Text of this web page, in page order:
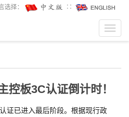
选择： ∷
控板3C认证倒计时！
证已进入最后阶段。根据现行政